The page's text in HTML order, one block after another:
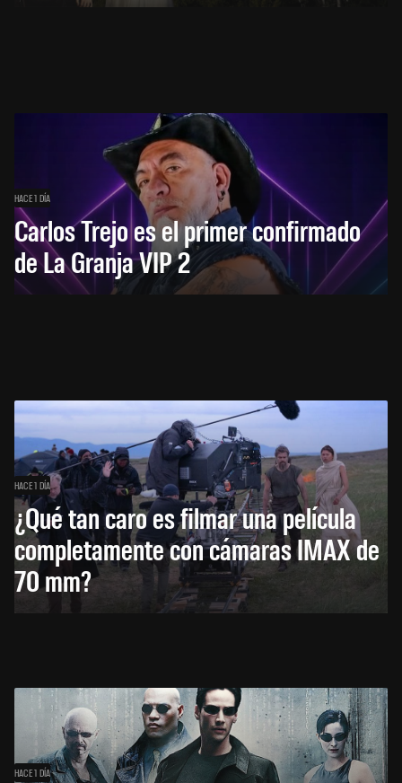
HACE 1 DÍA
Carlos Trejo es el primer confirmado
de La Granja VIP 2
HACE 1 DÍA
¿Qué tan caro es filmar una película
completamente con cámaras IMAX de
70 mm?
HACE 1 DÍA